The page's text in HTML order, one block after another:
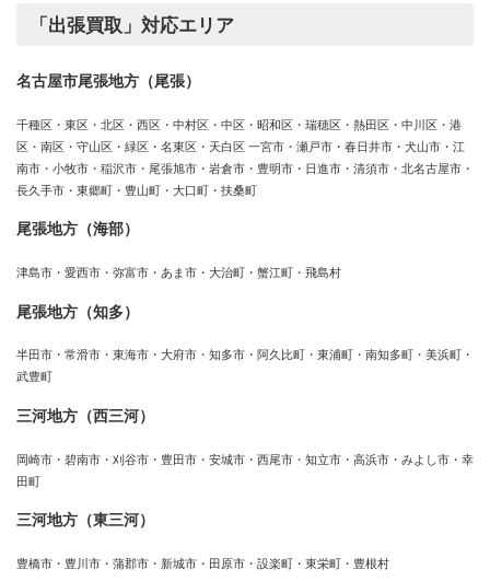
「出張買取」対応エリア
名古屋市尾張地方（尾張）
千種区・東区・北区・西区・中村区・中区・昭和区・瑞穂区・熱田区・中川区・港
区・南区・守山区・緑区・名東区・天白区 一宮市・瀬戸市・春日井市・犬山市・江
南市・小牧市・稲沢市・尾張旭市・岩倉市・豊明市・日進市・清須市・北名古屋市・
長久手市・東郷町・豊山町・大口町・扶桑町
尾張地方（海部）
津島市・愛西市・弥富市・あま市・大治町・蟹江町・飛島村
尾張地方（知多）
半田市・常滑市・東海市・大府市・知多市・阿久比町・東浦町・南知多町・美浜町・
武豊町
三河地方（西三河）
岡崎市・碧南市・刈谷市・豊田市・安城市・西尾市・知立市・高浜市・みよし市・幸
田町
三河地方（東三河）
豊橋市・豊川市・蒲郡市・新城市・田原市・設楽町・東栄町・豊根村